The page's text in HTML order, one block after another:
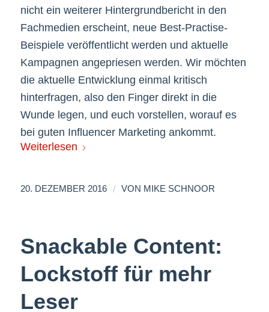
nicht ein weiterer Hintergrundbericht in den
Fachmedien erscheint, neue Best-Practise-
Beispiele veröffentlicht werden und aktuelle
Kampagnen angepriesen werden. Wir möchten
die aktuelle Entwicklung einmal kritisch
hinterfragen, also den Finger direkt in die
Wunde legen, und euch vorstellen, worauf es
bei guten Influencer Marketing ankommt.
Weiterlesen
20. DEZEMBER 2016 / VON MIKE SCHNOOR
Snackable Content:
Lockstoff für mehr
Leser